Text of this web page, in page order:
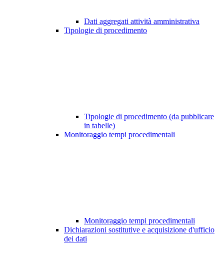
Dati aggregati attività amministrativa
Tipologie di procedimento
Tipologie di procedimento (da pubblicare
in tabelle)
Monitoraggio tempi procedimentali
Monitoraggio tempi procedimentali
Dichiarazioni sostitutive e acquisizione d'ufficio
dei dati